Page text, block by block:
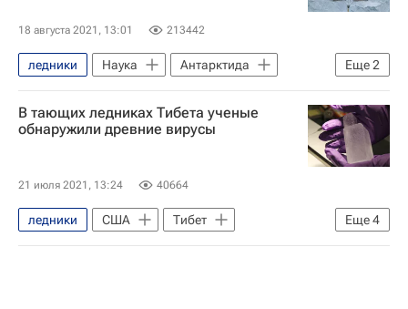
Институт географии РАН
18 августа 2021, 13:01 213442
Еще2
ледники Наука
Антарктида
Земля - РИА Наука
геология
В тающих ледниках Тибета ученые
обнаружили древние вирусы
21 июля 2021, 13:24 40664
Еще4
ледники США
Тибет
Земля - РИА Наука
биология